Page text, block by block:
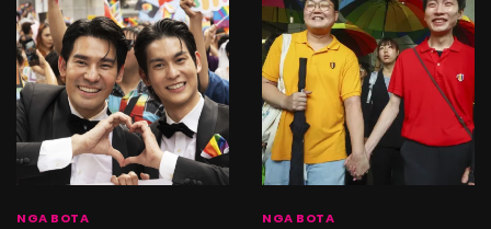
NGA BOTA NGA BOTA